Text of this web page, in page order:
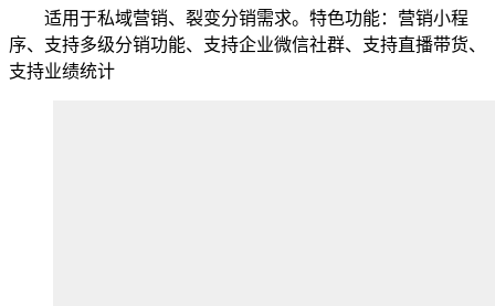
适用于私域营销、裂变分销需求。特色功能：营销小程
序、支持多级分销功能、支持企业微信社群、支持直播带货、
支持业绩统计